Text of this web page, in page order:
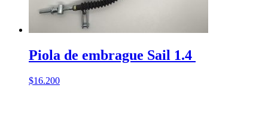
Piola de embrague Sail 1.4
$16.200